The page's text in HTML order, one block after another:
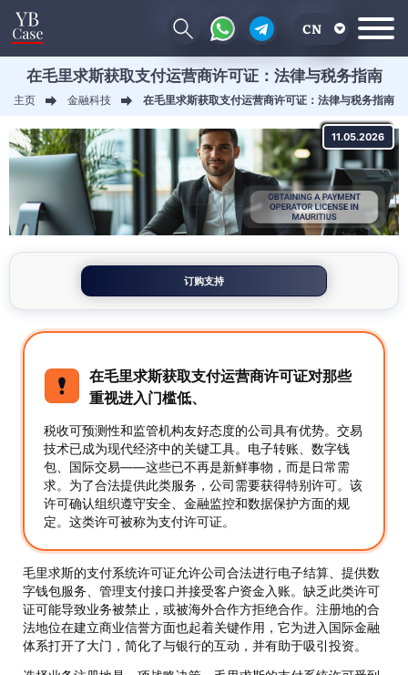
CN
EN
RU
UA
在毛里求斯获取支付运营商许可证：法律与税务指南
主页 金融科技 在毛里求斯获取支付运营商许可证：法律与税务指南
11.05.2026
订购支持
在毛里求斯获取支付运营商许可证对那些
重视进入门槛低、
税收可预测性和监管机构友好态度的公司具有优势。交易
技术已成为现代经济中的关键工具。电子转账、数字钱
包、国际交易——这些已不再是新鲜事物，而是日常需
求。为了合法提供此类服务，公司需要获得特别许可。该
许可确认组织遵守安全、金融监控和数据保护方面的规
定。这类许可被称为支付许可证。
毛里求斯的支付系统许可证允许公司合法进行电子结算、提供数
字钱包服务、管理支付接口并接受客户资金入账。缺乏此类许可
证可能导致业务被禁止，或被海外合作方拒绝合作。注册地的合
法地位在建立商业信誉方面也起着关键作用，它为进入国际金融
体系打开了大门，简化了与银行的互动，并有助于吸引投资。